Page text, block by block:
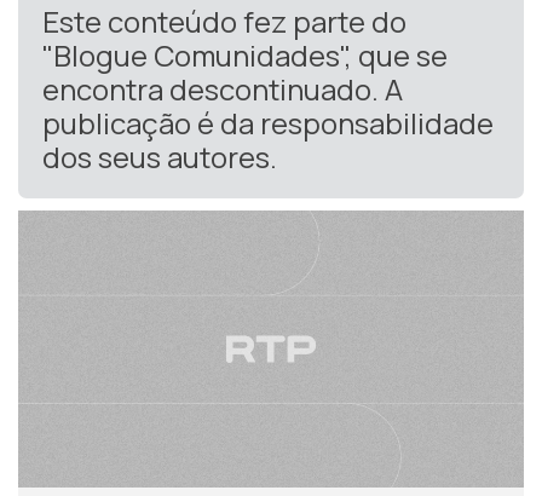
Este conteúdo fez parte do
"Blogue Comunidades", que se
encontra descontinuado. A
publicação é da responsabilidade
dos seus autores.